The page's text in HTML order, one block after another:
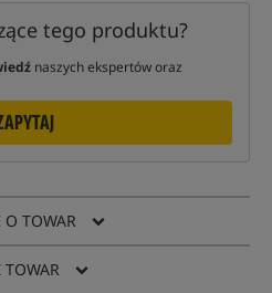
tego produktu?
naszych ekspertów oraz
O TOWAR
TOWAR